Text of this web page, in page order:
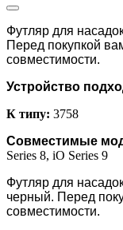
Футляр для
Перед покупкой
совместимости.
Устройство
К типу: 3758
Совместимые
Series 8, iO Series 9
Футляр для
черный. Перед
совместимости.